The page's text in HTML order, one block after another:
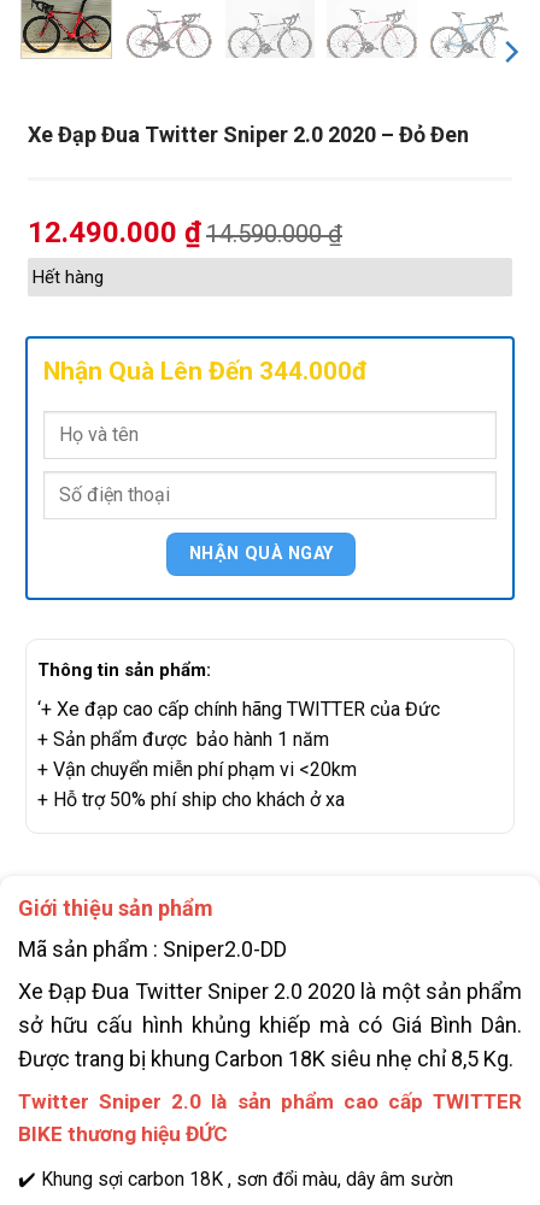
Xe Đạp Đua Twitter Sniper 2.0 2020 – Đỏ Đen
12.490.000 ₫14.590.000₫
Hết hàng
Nhận Quà Lên Đến 344.000đ
Thông tin sản phẩm:
‘+ Xe đạp cao cấp chính hãng TWITTER của Đức
+ Sản phẩm được bảo hành 1 năm
+ Vận chuyển miễn phí phạm vi <20km
+ Hỗ trợ 50% phí ship cho khách ở xa
Giới thiệu sản phẩm
Mã sản phẩm : Sniper2.0-DD
Xe Đạp Đua Twitter Sniper 2.0 2020 là một sản phẩm
sở hữu cấu hình khủng khiếp mà có Giá Bình Dân.
Được trang bị khung Carbon 18K siêu nhẹ chỉ 8,5 Kg.
Twitter Sniper 2.0 là sản phẩm cao cấp TWITTER
BIKE thương hiệu ĐỨC
✔️ Khung sợi carbon 18K , sơn đổi màu, dây âm sườn